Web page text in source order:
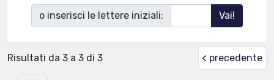
o inserisci le lettere iniziali:
Risultati da 3 a 3 di 3 < precedente